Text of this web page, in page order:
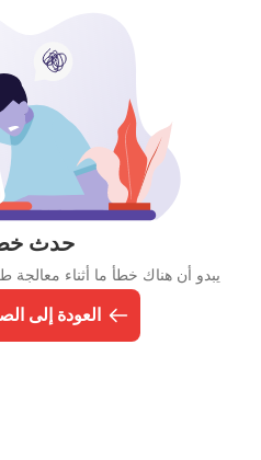
حدث
يبدو أن هناك خطأ ما أثناء
العودة إلى